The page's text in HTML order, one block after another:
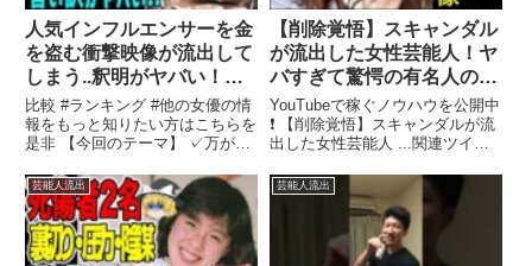
人気インフルエンサーを金
を盗む衝撃映像が流出して
しまう..釈明がヤバい！現
在は鍵垢に..
比較 #ランキング #他の女優の情
報をもっと知りたい方はこちらを
是非 【今回のテーマ】 ✓万が一
イート
【削除覚悟】スキャンダル
が流出した女性芸能人！ヤ
バすぎて驚愕の有名人の不
祥事まとめてみた
YouTubeで稼ぐノウハウを公開中
❗️ 【削除覚悟】スキャンダルが流
出した女性芸能人 ...関連ツイー
芸能人流出 芸能人流出